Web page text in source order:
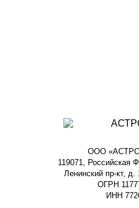
ООО
119071, Российская
Ленинский пр-кт,
ОГРН
ИНН